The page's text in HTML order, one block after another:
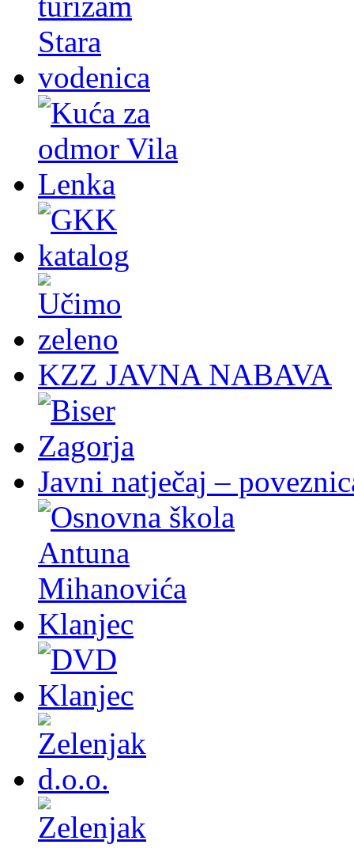
KZZ JAVNA NABAVA
Javni natječaj –